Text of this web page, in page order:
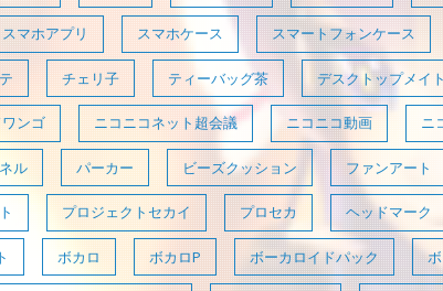
スマホアプリ スマホケース スマートフォンケース
チェリ子 ティーバッグ茶 デスクトップメイト
ワンゴ ニコニコネット超会議 ニコニコ動画 ニ
ル パーカー ビーズクッション ファンアート
プロジェクトセカイ プロセカ ヘッドマーク
ボカロ ボカロP ボーカロイドパック